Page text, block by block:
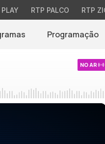
RTP PALCO RTP
Programação
NO AR